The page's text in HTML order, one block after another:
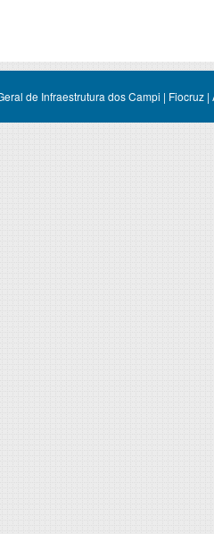
de Infraestrutura dos Campi | Fiocruz